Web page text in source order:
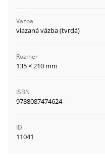
Väzba
viazaná väzba (tvrdá)
Rozmer
135 × 210 mm
ISBN
9788087474624
ID
11041